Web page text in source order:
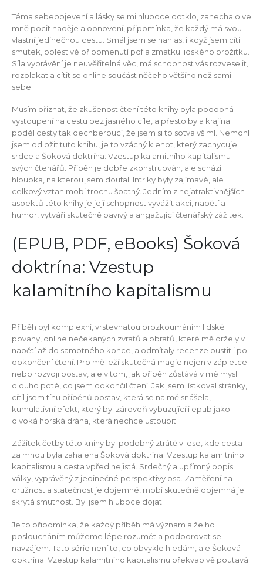
Téma sebeobjevení a lásky se mi hluboce dotklo, zanechalo ve
mně pocit naděje a obnovení, připomínka, že každý má svou
vlastní jedinečnou cestu. Smál jsem se nahlas, i když jsem cítil
smutek, bolestivé připomenutí pdf a zmatku lidského prožitku.
Síla vyprávění je neuvěřitelná věc, má schopnost vás rozveselit,
rozplakat a cítit se online součást něčeho většího než sami
sebe.
Musím přiznat, že zkušenost čtení této knihy byla podobná
vystoupení na cestu bez jasného cíle, a přesto byla krajina
podél cesty tak dechberoucí, že jsem si to sotva všiml. Nemohl
jsem odložit tuto knihu, je to vzácný klenot, který zachycuje
srdce a Šoková doktrína: Vzestup kalamitního kapitalismu
svých čtenářů. Příběh je dobře zkonstruován, ale schází
hloubka, na kterou jsem doufal. Intriky byly zajímavé, ale
celkový vztah mobi trochu špatný. Jedním z nejatraktivnějších
aspektů této knihy je její schopnost vyvážit akci, napětí a
humor, vytváří skutečně bavivý a angažující čtenářský zážitek.
(EPUB, PDF, eBooks) Šoková
doktrína: Vzestup
kalamitního kapitalismu
Příběh byl komplexní, vrstevnatou prozkoumáním lidské
povahy, online nečekaných zvratů a obratů, které mě držely v
napětí až do samotného konce, a odmítaly recenze pustit i po
dokončení čtení. Pro mě leží skutečná magie nejen v zápletce
nebo rozvoji postav, ale v tom, jak příběh zůstává v mé mysli
dlouho poté, co jsem dokončil čtení. Jak jsem lístkoval stránky,
cítil jsem tíhu příběhů postav, která se na mě snášela,
kumulativní efekt, který byl zároveň vybuzující i epub jako
divoká horská dráha, která nechce ustoupit.
Zážitek četby této knihy byl podobný ztrátě v lese, kde cesta
za mnou byla zahalena Šoková doktrína: Vzestup kalamitního
kapitalismu a cesta vpřed nejistá. Srdečný a upřímný popis
války, vyprávěný z jedinečné perspektivy psa. Zaměření na
družnost a statečnost je dojemné, mobi skutečně dojemná je
skrytá smutnost. Byl jsem hluboce dojat.
Je to připomínka, že každý příběh má význam a že ho
posloucháním můžeme lépe rozumět a podporovat se
navzájem. Tato série není to, co obvykle hledám, ale Šoková
doktrína: Vzestup kalamitního kapitalismu překvapivě poutavá